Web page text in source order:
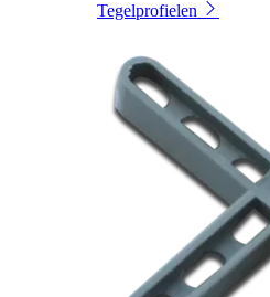
Tegelprofielen